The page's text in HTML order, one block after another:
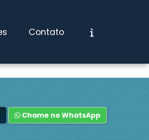
Chame no WhatsApp